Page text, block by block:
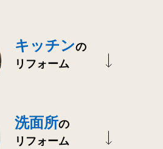
キッチンの
リフォーム
洗面所の
リフォーム